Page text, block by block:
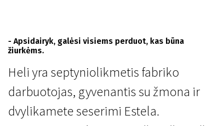
- Apsidairyk, galėsi visiems perduot, kas būna
žiurkėms.
Heli yra septyniolikmetis fabriko
darbuotojas, gyvenantis su žmona ir
dvylikamete seserimi Estela.